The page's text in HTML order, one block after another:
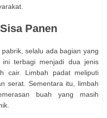
Panen
selalu ada bagian yang
ini terbagi menjadi dua jenis
cair. Limbah padat meliputi
serat. Sementara itu, limbah
buah yang masih